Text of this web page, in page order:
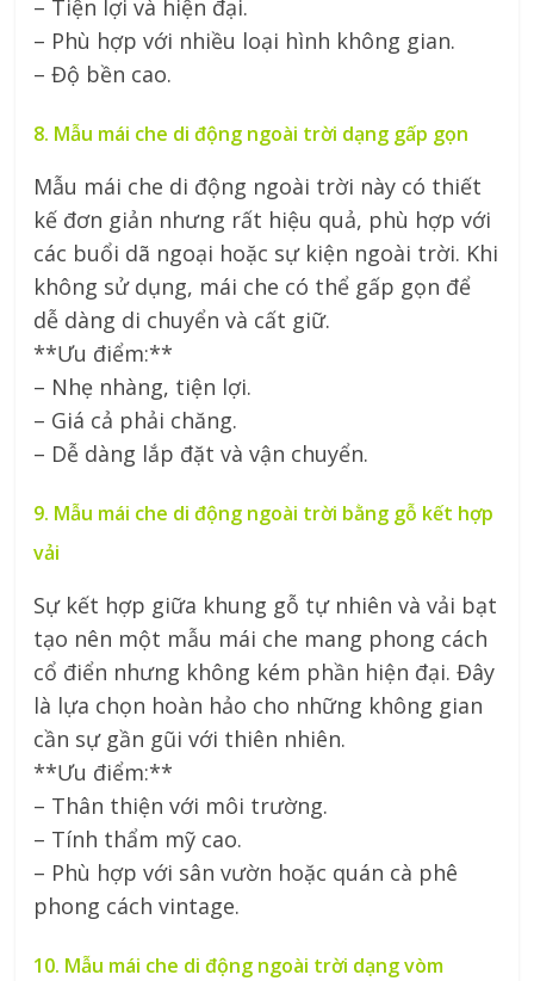
– Tiện lợi và hiện đại.
– Phù hợp với nhiều loại hình không gian.
– Độ bền cao.
8. Mẫu mái che di động ngoài trời dạng gấp gọn
Mẫu mái che di động ngoài trời này có thiết
kế đơn giản nhưng rất hiệu quả, phù hợp với
các buổi dã ngoại hoặc sự kiện ngoài trời. Khi
không sử dụng, mái che có thể gấp gọn để
dễ dàng di chuyển và cất giữ.
**Ưu điểm:**
– Nhẹ nhàng, tiện lợi.
– Giá cả phải chăng.
– Dễ dàng lắp đặt và vận chuyển.
9. Mẫu mái che di động ngoài trời bằng gỗ kết hợp
vải
Sự kết hợp giữa khung gỗ tự nhiên và vải bạt
tạo nên một mẫu mái che mang phong cách
cổ điển nhưng không kém phần hiện đại. Đây
là lựa chọn hoàn hảo cho những không gian
cần sự gần gũi với thiên nhiên.
**Ưu điểm:**
– Thân thiện với môi trường.
– Tính thẩm mỹ cao.
– Phù hợp với sân vườn hoặc quán cà phê
phong cách vintage.
10. Mẫu mái che di động ngoài trời dạng vòm